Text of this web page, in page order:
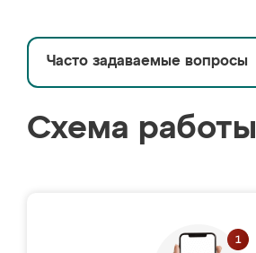
Часто задаваемые вопросы
Схема работы